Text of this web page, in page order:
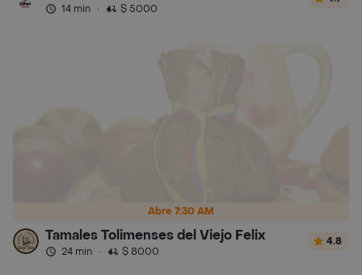
14 min · $ 5000
Abre 7:30 AM
Tamales Tolimenses del Viejo Felix
24 min · $ 8000
4.8